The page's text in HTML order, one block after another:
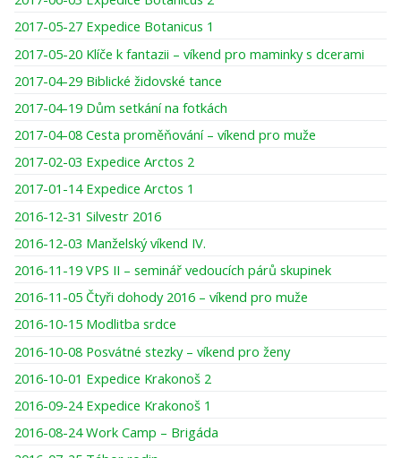
2017-05-27 Expedice Botanicus 1
2017-05-20 Klíče k fantazii – víkend pro maminky s dcerami
2017-04-29 Biblické židovské tance
2017-04-19 Dům setkání na fotkách
2017-04-08 Cesta proměňování – víkend pro muže
2017-02-03 Expedice Arctos 2
2017-01-14 Expedice Arctos 1
2016-12-31 Silvestr 2016
2016-12-03 Manželský víkend IV.
2016-11-19 VPS II – seminář vedoucích párů skupinek
2016-11-05 Čtyři dohody 2016 – víkend pro muže
2016-10-15 Modlitba srdce
2016-10-08 Posvátné stezky – víkend pro ženy
2016-10-01 Expedice Krakonoš 2
2016-09-24 Expedice Krakonoš 1
2016-08-24 Work Camp – Brigáda